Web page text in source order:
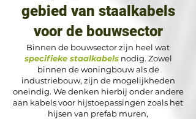
gebied van staalkabels
voor de bouwsector
Binnen de bouwsector zijn heel wat
specifieke staalkabelsnodig. Zowel
binnen de woningbouw als de
industriebouw, zijn de mogelijkheden
oneindig. We denken hierbij onder andere
aan kabels voor hijstoepassingen zoals het
hijsen van prefab muren,